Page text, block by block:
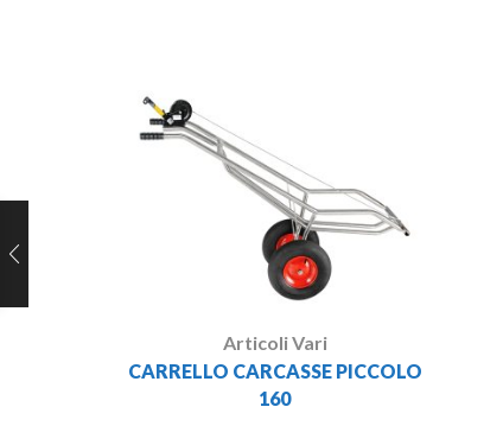
Articoli Vari
CARRELLO CARCASSE PICCOLO
160